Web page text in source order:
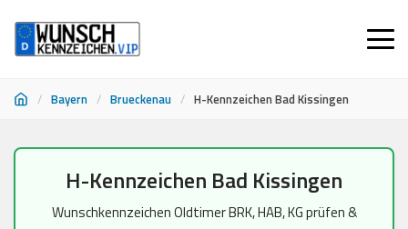
/ Bayern / Brueckenau / H-Kennzeichen Bad Kissingen
springen
H-Kennzeichen Bad Kissingen
Wunschkennzeichen Oldtimer BRK, HAB, KG prüfen &